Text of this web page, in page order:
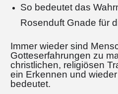
So bedeutet das
Rosenduft Gnade für
Immer wieder sind
Gotteserfahrungen zu
christlichen, religiösen
ein Erkennen und
bedeutet.